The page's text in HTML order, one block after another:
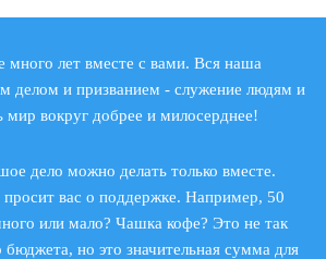
много лет вместе с вами. Вся наша
делом и призванием - служение людям и
мир вокруг добрее и милосерднее!
дело можно делать только вместе.
вас о поддержке. Например, 50
или мало? Чашка кофе? Это не так
но это значительная сумма для